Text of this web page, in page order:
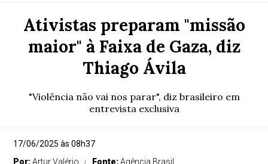
Ativistas preparam "missão
maior" à Faixa de Gaza, diz
Thiago Ávila
"Violência não vai nos parar", diz brasileiro em
entrevista exclusiva
17/06/2025 às 08h37
Por:Artur Valério Fonte:Agência Brasil